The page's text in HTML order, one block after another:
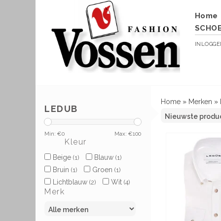
Home
LEDUB
Min: €0 Max: €100
Kleur
Beige (1) Blauw (1)
Bruin (1) Groen (1)
Lichtblauw (2) Wit (4)
Merk
Home » Merken »